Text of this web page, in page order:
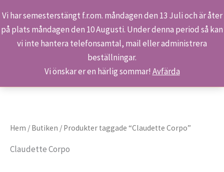
Vi har semesterstängt f.r.om. måndagen den 13 Juli och är åter
på plats måndagen den 10 Augusti. Under denna period så kan
vi inte hantera telefonsamtal, mail eller administrera
beställningar.
Vi önskar er en härlig sommar! Avfärda
Hoppa
Sök
Hem Produkter Claudette Corpo
Hem / Butiken / Produkter taggade “Claudette Corpo”
Claudette Corpo